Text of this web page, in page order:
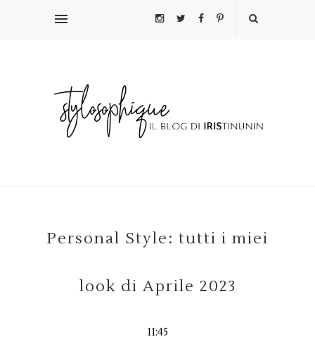
Personal Style: tutti i miei
look di Aprile 2023
11:45